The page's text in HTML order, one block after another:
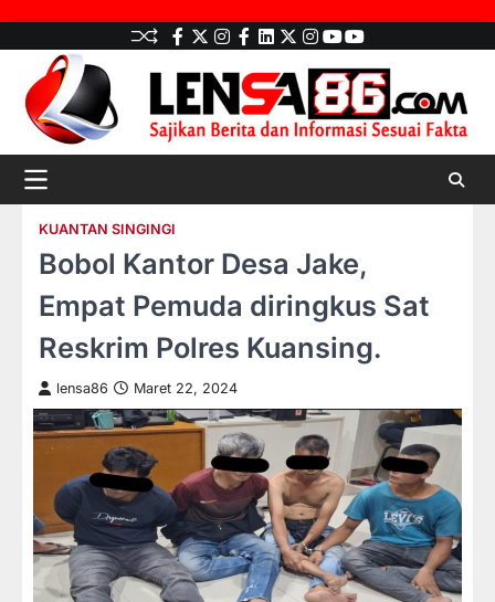
content
facebook
Twitter
instagram
Facebook
LinkedIn
twitter
Instagram
youtube
youtube
KUANTAN SINGINGI
Bobol Kantor Desa Jake,
Empat Pemuda diringkus Sat
Reskrim Polres Kuansing.
lensa86 Maret 22, 2024